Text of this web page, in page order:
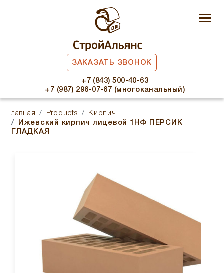
ЗАКАЗАТЬ ЗВОНОК
+7 (843) 500-40-63
+7 (987) 296-07-67 (многоканальный)
Главная Products
Кирпич
Ижевский кирпич лицевой 1НФ ПЕРСИК
ГЛАДКАЯ